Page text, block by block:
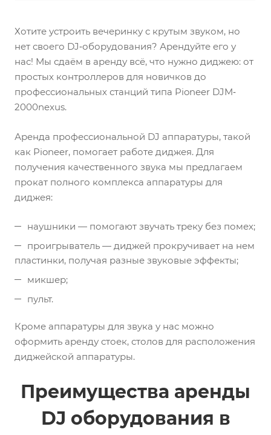
Хотите устроить вечеринку с крутым звуком, но
нет своего DJ‐оборудования? Арендуйте его у
нас! Мы сдаём в аренду всё, что нужно диджею: от
простых контроллеров для новичков до
профессиональных станций типа Pioneer DJM‐
2000nexus.
Аренда профессиональной DJ аппаратуры, такой
как Pioneer, помогает работе диджея. Для
получения качественного звука мы предлагаем
прокат полного комплекса аппаратуры для
диджея:
наушники — помогают звучать треку без помех;
проигрыватель — диджей прокручивает на нем
пластинки, получая разные звуковые эффекты;
микшер;
пульт.
Кроме аппаратуры для звука у нас можно
оформить аренду стоек, столов для расположения
диджейской аппаратуры.
Преимущества аренды
DJ оборудования в